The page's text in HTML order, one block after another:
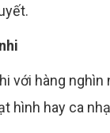
với hàng
hình hay ca